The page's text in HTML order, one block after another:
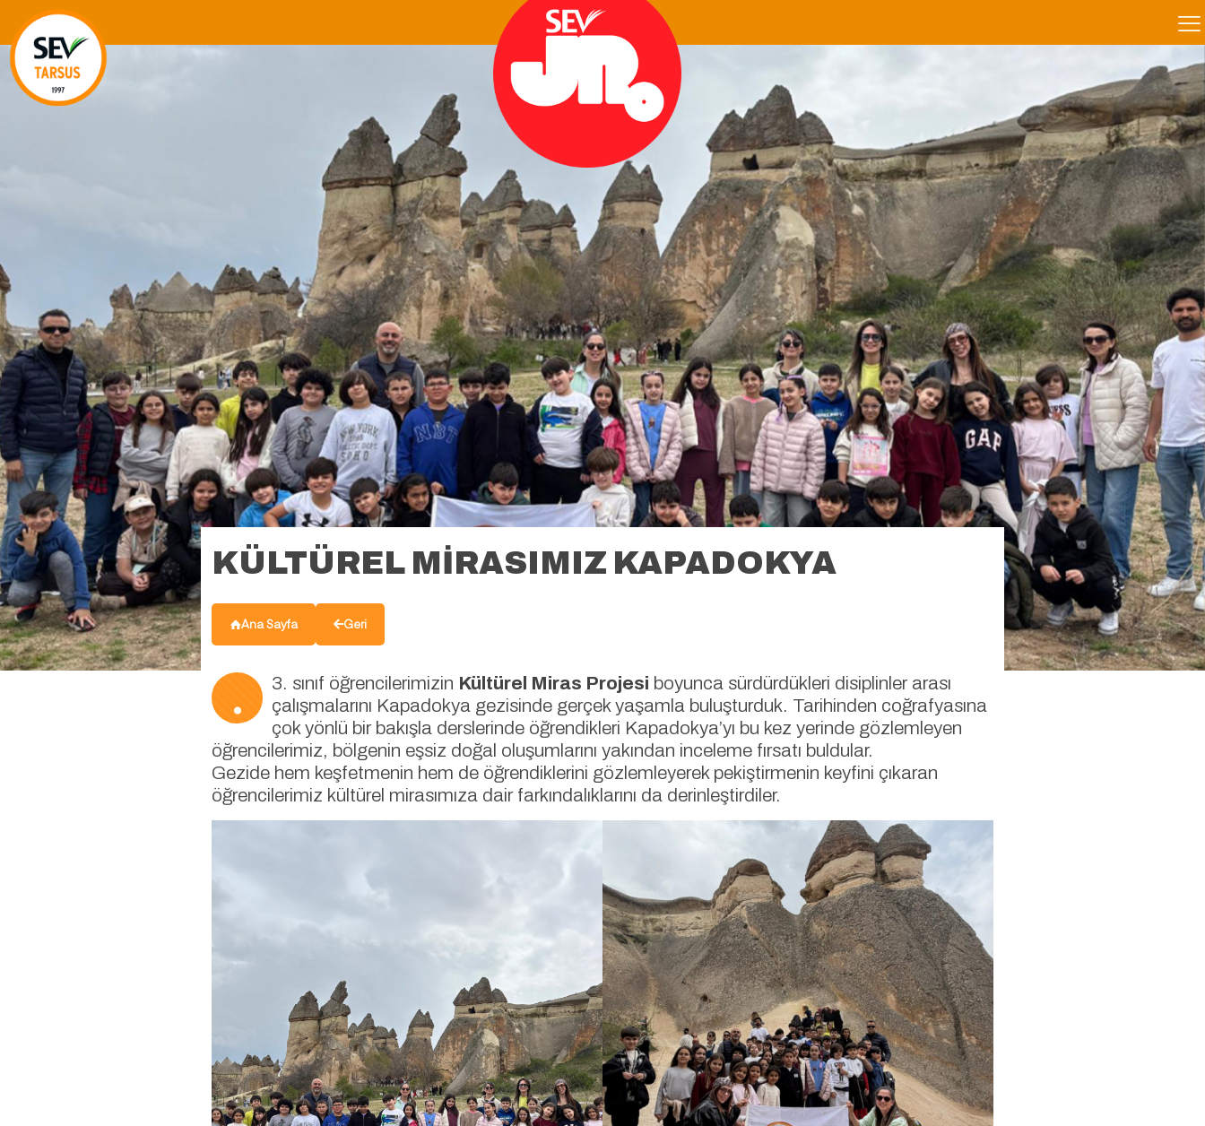
KÜLTÜREL MİRASIMIZ KAPADOKYA
Ana Sayfa Geri
. 3. sınıf öğrencilerimizin Kültürel Miras Projesi boyunca sürdürdükleri disiplinler arası
çalışmalarını Kapadokya gezisinde gerçek yaşamla buluşturduk. Tarihinden coğrafyasına
çok yönlü bir bakışla derslerinde öğrendikleri Kapadokya’yı bu kez yerinde gözlemleyen
öğrencilerimiz, bölgenin eşsiz doğal oluşumlarını yakından inceleme fırsatı buldular.
Gezide hem keşfetmenin hem de öğrendiklerini gözlemleyerek pekiştirmenin keyfini çıkaran
öğrencilerimiz kültürel mirasımıza dair farkındalıklarını da derinleştirdiler.